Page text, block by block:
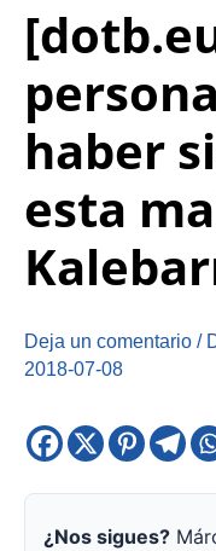
haber
esta
Deja un comentario /
2018-07-08
¿Nos sigues?